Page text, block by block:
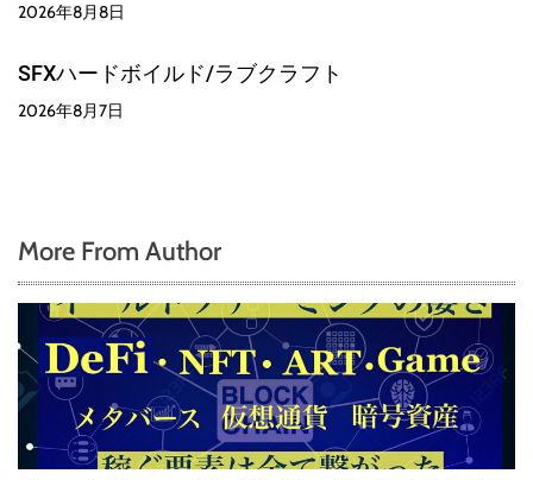
2026年8月8日
SFXハードボイルド/ラブクラフト
2026年8月7日
More From Author